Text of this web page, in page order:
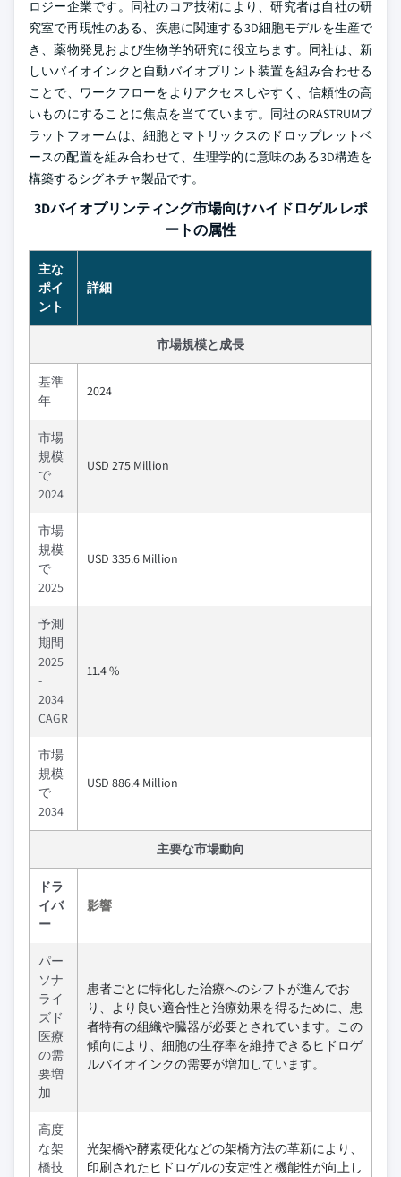
ロジー企業です。同社のコア技術により、研究者は自社の研
究室で再現性のある、疾患に関連する3D細胞モデルを生産で
き、薬物発見および生物学的研究に役立ちます。同社は、新
しいバイオインクと自動バイオプリント装置を組み合わせる
ことで、ワークフローをよりアクセスしやすく、信頼性の高
いものにすることに焦点を当てています。同社のRASTRUMプ
ラットフォームは、細胞とマトリックスのドロップレットベ
ースの配置を組み合わせて、生理学的に意味のある3D構造を
構築するシグネチャ製品です。
3Dバイオプリンティング市場向けハイドロゲル レポ
ートの属性
主な
ポイ
ント
詳細
市場規模と成長
基準
年
2024
市場
規模
で
2024
USD 275 Million
市場
規模
で
2025
USD 335.6 Million
予測
期間
2025
-
2034
CAGR
11.4 %
市場
規模
で
2034
USD 886.4 Million
主要な市場動向
ドラ
イバ
ー
影響
パー
ソナ
ライ
ズド
医療
の需
要増
加
患者ごとに特化した治療へのシフトが進んでお
り、より良い適合性と治療効果を得るために、患
者特有の組織や臓器が必要とされています。この
傾向により、細胞の生存率を維持できるヒドロゲ
ルバイオインクの需要が増加しています。
高度
な架
橋技
光架橋や酵素硬化などの架橋方法の革新により、
印刷されたヒドロゲルの安定性と機能性が向上し